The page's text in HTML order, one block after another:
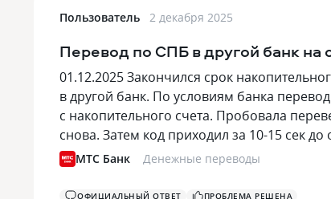
Пользователь 2 декабря 2025
Перевод по СПБ в другой банк на
01.12.2025 Закончился срок
в другой банк. По условиям банка
с накопительного счета. Пробовала
снова. Затем код приходил за 10-15 сек
МТС Банк Денежные переводы
ОФИЦИАЛЬНЫЙ ОТВЕТ ПРОБЛЕМА РЕШЕНА